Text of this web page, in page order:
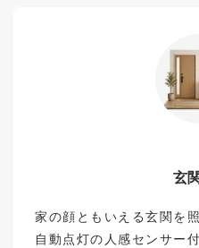
玄
家の顔ともいえる玄関を
自動点灯の人感センサー